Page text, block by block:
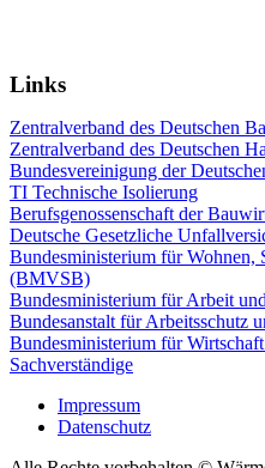
Links
Zentralverband des Deutschen
Zentralverband des Deutschen
Bundesvereinigung der
TI Technische Isolierung
Berufsgenossenschaft der
Deutsche Gesetzliche
Bundesministerium für Wohnen,
(BMVSB)
Bundesministerium für Arbeit
Bundesanstalt für Arbeitsschutz
Bundesministerium für
Sachverständige
Impressum
Datenschutz